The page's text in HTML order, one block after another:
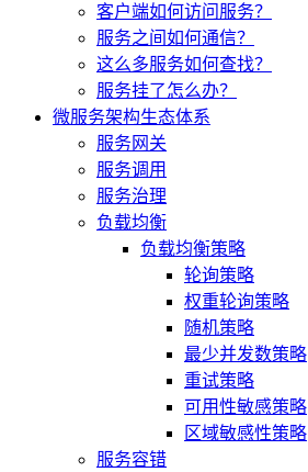
客户端如何访问服务？
服务之间如何通信？
这么多服务如何查找？
服务挂了怎么办？
微服务架构生态体系
服务网关
服务调用
服务治理
负载均衡
负载均衡策略
轮询策略
权重轮询策略
随机策略
最少并发数策略
重试策略
可用性敏感策略
区域敏感性策略
服务容错